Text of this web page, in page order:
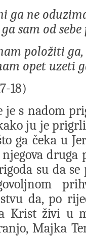
ga ne
sam od
položiti ga,
opet uzeti
18)
je s nadom
ju je
ga čeka u
druga
su da
da, po
Krist živi u
Majka